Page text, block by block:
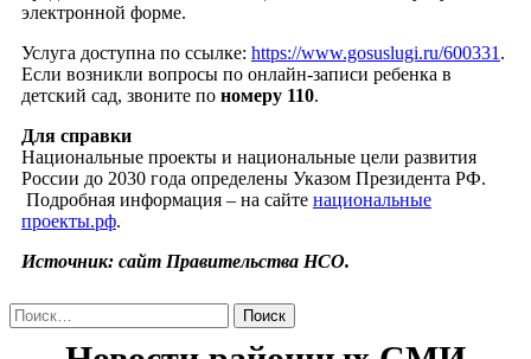
электронной форме.
Услуга доступна по ссылке: https://www.gosuslugi.ru/600331 .
Если возникли вопросы по онлайн-записи ребенка в
детский сад, звоните по номеру 110.
Для справки
Национальные проекты и национальные цели развития
России до 2030 года определены Указом Президента РФ.
Подробная информация – на сайте национальные
проекты.рф.
Источник: сайт Правительства НСО.
Найти: